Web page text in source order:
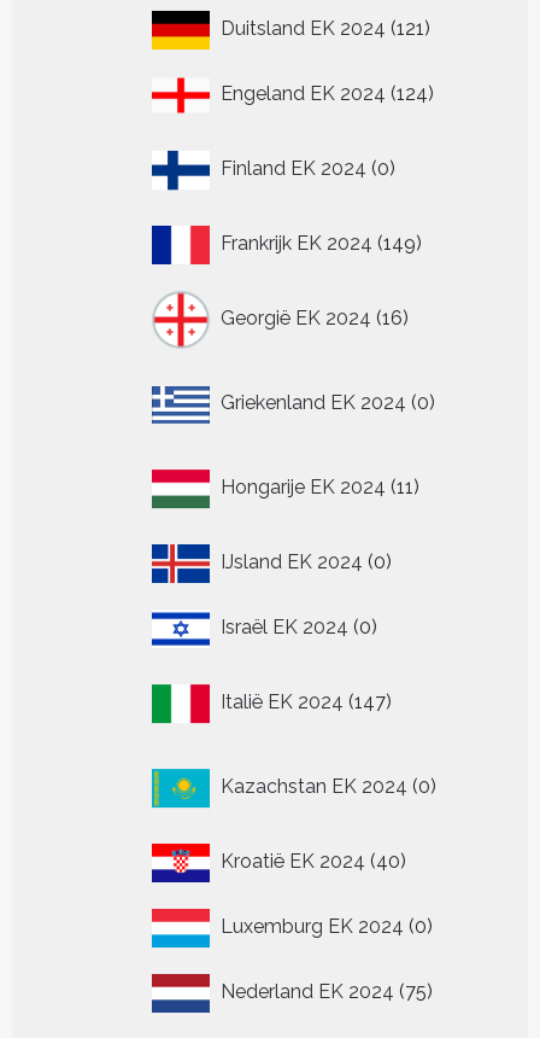
Duitsland EK 2024 121121
Engeland EK 2024 124124
Finland EK 2024 0
producten
Frankrijk EK 2024 149149
Georgië EK 2024 16
producten
Griekenland EK 2024 0
producten
Hongarije EK 2024 11
producten
IJsland EK 2024 00
Israël EK 2024 00
Italië EK 2024 147
producten
Kazachstan EK 2024 0
producten
Kroatië EK 2024 4040
Luxemburg EK 2024 00
Nederland EK 2024 7575